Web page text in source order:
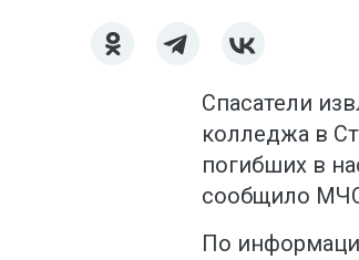
Спасатели
колледжа в
погибших в
сообщило
По